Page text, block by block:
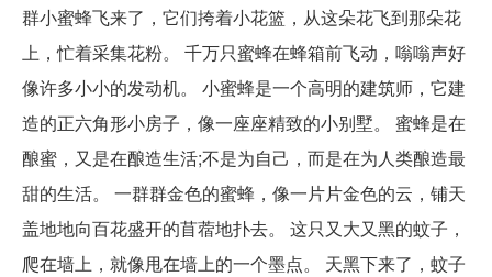
群小蜜蜂飞来了，它们挎着小花篮，从这朵花飞到那朵花
上，忙着采集花粉。 千万只蜜蜂在蜂箱前飞动，嗡嗡声好
像许多小小的发动机。 小蜜蜂是一个高明的建筑师，它建
造的正六角形小房子，像一座座精致的小别墅。 蜜蜂是在
酿蜜，又是在酿造生活;不是为自己，而是在为人类酿造最
甜的生活。 一群群金色的蜜蜂，像一片片金色的云，铺天
盖地地向百花盛开的苜蓿地扑去。 这只又大又黑的蚊子，
爬在墙上，就像甩在墙上的一个墨点。 天黑下来了，蚊子